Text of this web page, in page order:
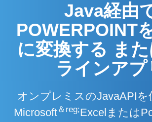
Java経由
POWERPOINT
に変換する ま
ラインアプ
オンプレミスのJavaAPIを
Microsoft＆reg;Excelまたは